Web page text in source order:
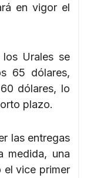
en vigor el
Urales se
65 dólares,
dólares, lo
plazo.
las entregas
medida, una
el vice primer